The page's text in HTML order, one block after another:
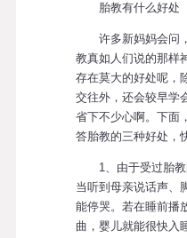
胎教有什么好处
许多新妈妈会问，
教真如人们说的那样
存在莫大的好处呢，
交往外，还会较早学
省下不少心啊。下面
答胎教的三种好处，
1、由于受过胎教
当听到母亲说话声、
能停哭。若在睡前播
曲，婴儿就能很快入